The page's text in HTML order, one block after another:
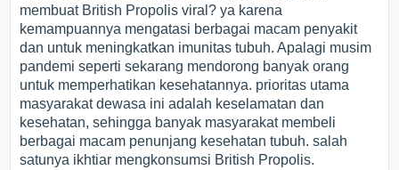
membuat British Propolis viral? ya karena
kemampuannya mengatasi berbagai macam penyakit
dan untuk meningkatkan imunitas tubuh. Apalagi musim
pandemi seperti sekarang mendorong banyak orang
untuk memperhatikan kesehatannya. prioritas utama
masyarakat dewasa ini adalah keselamatan dan
kesehatan, sehingga banyak masyarakat membeli
berbagai macam penunjang kesehatan tubuh. salah
satunya ikhtiar mengkonsumsi British Propolis.